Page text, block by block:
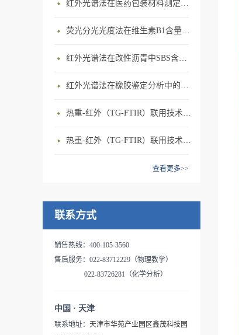
红外光谱法在医药包装材料测定上的应用
荧光分光光度法在维生素B1含量测定上的应用
红外光谱法在改性沥青中SBS含量测定上的应用
红外光谱法在橡胶鉴定分析中的应用
热重-红外（TG-FTIR）联用技术在PP热解研究上的应用(1)
热重-红外（TG-FTIR）联用技术在PA66热解研究上的应用
查看更多>>
联系方式
销售热线：400-105-3560
售后服务：022-83712229（物理教学）
022-83726281（化学分析）
中国 · 天津
联系地址： 天津市华苑产业园区鑫茂科技园